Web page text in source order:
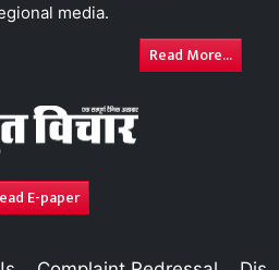
media.
Read More...
E-paper